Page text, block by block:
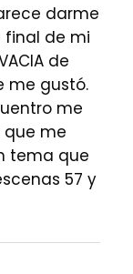
darme
final de mi
de
me gustó.
me
que me
tema que
57 y